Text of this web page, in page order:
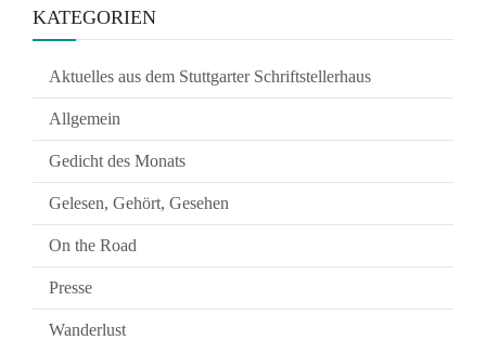
KATEGORIEN
Aktuelles aus dem Stuttgarter Schriftstellerhaus
Allgemein
Gedicht des Monats
Gelesen, Gehört, Gesehen
On the Road
Presse
Wanderlust